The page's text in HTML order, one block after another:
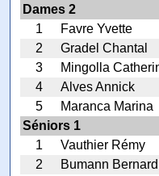
Dames 2
1
Favre Yvette
2
Gradel Chantal
3
Mingolla
4
Alves Annick
5
Maranca Marina
Séniors 1
1
Vauthier Rémy
2
Bumann Bernard